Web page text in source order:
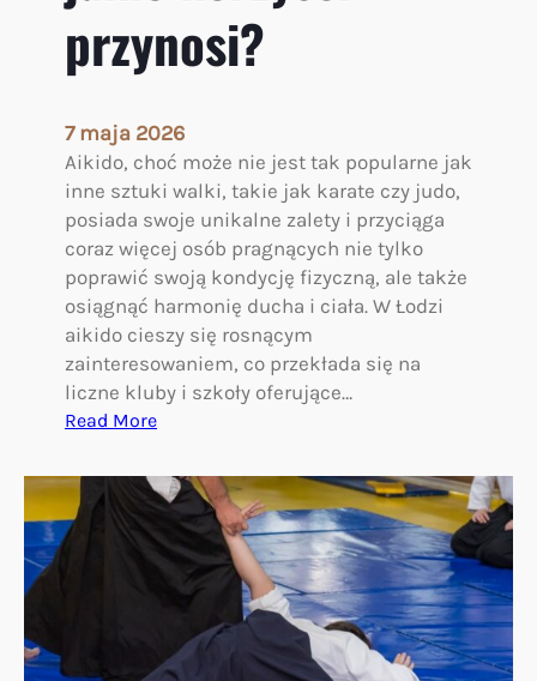
o
m
o
n
i
i
i
s
a
m
o
o
r
n
y
przynosi?
7 maja 2026
Aikido, choć może nie jest tak popularne jak
inne sztuki walki, takie jak karate czy judo,
posiada swoje unikalne zalety i przyciąga
coraz więcej osób pragnących nie tylko
poprawić swoją kondycję fizyczną, ale także
osiągnąć harmonię ducha i ciała. W Łodzi
aikido cieszy się rosnącym
zainteresowaniem, co przekłada się na
liczne kluby i szkoły oferujące…
Read More:
i
k
i
d